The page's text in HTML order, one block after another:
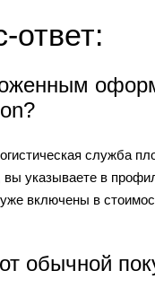
ответ:
служба
указываете в
включены в
обычной